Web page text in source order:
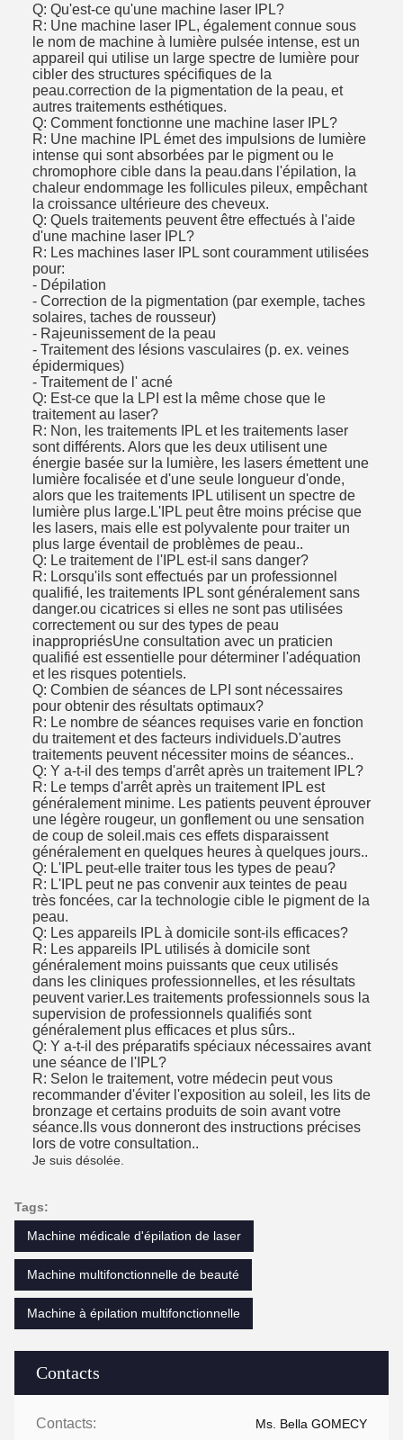
Contacts
Contacts: Ms. Bella GOMECY
Q: Qu'est-ce qu'une machine laser IPL?
R: Une machine laser IPL, également connue sous
le nom de machine à lumière pulsée intense, est un
appareil qui utilise un large spectre de lumière pour
cibler des structures spécifiques de la
peau.correction de la pigmentation de la peau, et
autres traitements esthétiques.
Q: Comment fonctionne une machine laser IPL?
R: Une machine IPL émet des impulsions de lumière
intense qui sont absorbées par le pigment ou le
chromophore cible dans la peau.dans l'épilation, la
chaleur endommage les follicules pileux, empêchant
la croissance ultérieure des cheveux.
Q: Quels traitements peuvent être effectués à l'aide
d'une machine laser IPL?
R: Les machines laser IPL sont couramment utilisées
pour:
- Dépilation
- Correction de la pigmentation (par exemple, taches
solaires, taches de rousseur)
- Rajeunissement de la peau
- Traitement des lésions vasculaires (p. ex. veines
épidermiques)
- Traitement de l' acné
Q: Est-ce que la LPI est la même chose que le
traitement au laser?
R: Non, les traitements IPL et les traitements laser
sont différents. Alors que les deux utilisent une
énergie basée sur la lumière, les lasers émettent une
lumière focalisée et d'une seule longueur d'onde,
alors que les traitements IPL utilisent un spectre de
lumière plus large.L'IPL peut être moins précise que
les lasers, mais elle est polyvalente pour traiter un
plus large éventail de problèmes de peau..
Q: Le traitement de l'IPL est-il sans danger?
R: Lorsqu'ils sont effectués par un professionnel
qualifié, les traitements IPL sont généralement sans
danger.ou cicatrices si elles ne sont pas utilisées
correctement ou sur des types de peau
inappropriésUne consultation avec un praticien
qualifié est essentielle pour déterminer l'adéquation
et les risques potentiels.
Q: Combien de séances de LPI sont nécessaires
pour obtenir des résultats optimaux?
R: Le nombre de séances requises varie en fonction
du traitement et des facteurs individuels.D'autres
traitements peuvent nécessiter moins de séances..
Q: Y a-t-il des temps d'arrêt après un traitement IPL?
R: Le temps d'arrêt après un traitement IPL est
généralement minime. Les patients peuvent éprouver
une légère rougeur, un gonflement ou une sensation
de coup de soleil.mais ces effets disparaissent
généralement en quelques heures à quelques jours..
Q: L'IPL peut-elle traiter tous les types de peau?
R: L'IPL peut ne pas convenir aux teintes de peau
très foncées, car la technologie cible le pigment de la
peau.
Q: Les appareils IPL à domicile sont-ils efficaces?
R: Les appareils IPL utilisés à domicile sont
généralement moins puissants que ceux utilisés
dans les cliniques professionnelles, et les résultats
peuvent varier.Les traitements professionnels sous la
supervision de professionnels qualifiés sont
généralement plus efficaces et plus sûrs..
Q: Y a-t-il des préparatifs spéciaux nécessaires avant
une séance de l'IPL?
R: Selon le traitement, votre médecin peut vous
recommander d'éviter l'exposition au soleil, les lits de
bronzage et certains produits de soin avant votre
séance.Ils vous donneront des instructions précises
lors de votre consultation..
Je suis désolée.
Tags:
Machine médicale d'épilation de laser
Machine multifonctionnelle de beauté
Machine à épilation multifonctionnelle